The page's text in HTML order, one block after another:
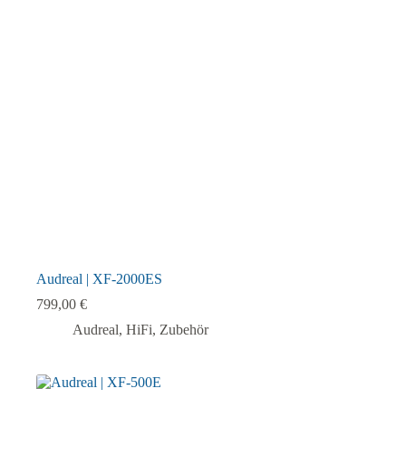
Audreal | XF-2000ES
799,00 €
Audreal, HiFi, Zubehör